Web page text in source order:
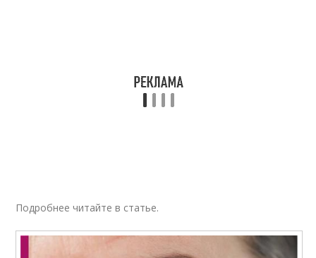
Подробнее читайте в статье.